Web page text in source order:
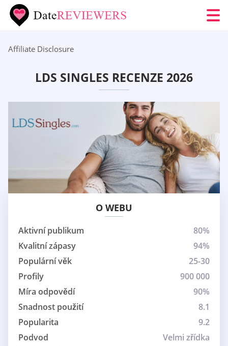
Affiliate Disclosure
LDS SINGLES RECENZE 2026
O WEBU
Aktivní publikum
80%
Kvalitní zápasy
94%
Populární věk
25-30
Profily
900 000
Míra odpovědí
90%
Snadnost použití
8.1
Popularita
9.2
Podvod
Velmi zřídka